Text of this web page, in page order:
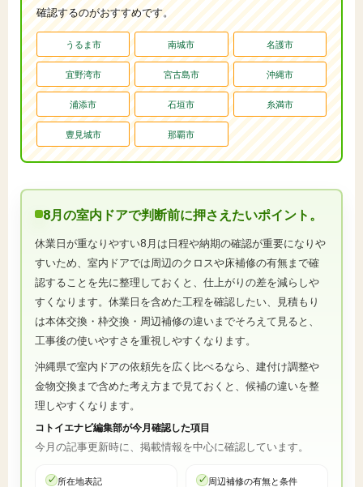
確認するのがおすすめです。
うるま市 南城市 名護市
宜野湾市 宮古島市 沖縄市
浦添市 石垣市 糸満市
豊見城市 那覇市
8月の室内ドアで判断前に押さえたいポイント。
休業日が重なりやすい8月は日程や納期の確認が重要になりや
すいため、室内ドアでは周辺のクロスや床補修の有無まで確
認することを先に整理しておくと、仕上がりの差を減らしや
すくなります。休業日を含めた工程を確認したい、見積もり
は本体交換・枠交換・周辺補修の違いまでそろえて見ると、
工事後の使いやすさを重視しやすくなります。
沖縄県で室内ドアの依頼先を広く比べるなら、建付け調整や
金物交換まで含めた考え方まで見ておくと、候補の違いを整
理しやすくなります。
コトイエナビ編集部が今月確認した項目
今月の記事更新時に、掲載情報を中心に確認しています。
所在地表記 周辺補修の有無と条件